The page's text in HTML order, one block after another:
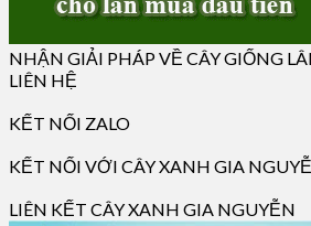
NHẬN GIẢI PHÁP VỀ CÂY GIỐNG
LIÊN HỆ
KẾT NỐI ZALO
KẾT NỐI VỚI CÂY XANH GIA
LIÊN KẾT CÂY XANH GIA NGUYỄN